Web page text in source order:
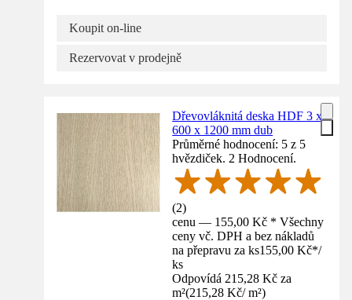
Koupit on-line
Rezervovat v prodejně
Dřevovláknitá deska HDF 3 x
600 x 1200 mm dub
Průměrné hodnocení: 5 z 5
hvězdiček. 2 Hodnocení.
(2)
cenu — 155,00 Kč * Všechny
ceny vč. DPH a bez nákladů
na přepravu za ks155,00 Kč*/
ks
Odpovídá 215,28 Kč za
m²(215,28 Kč/ m²)